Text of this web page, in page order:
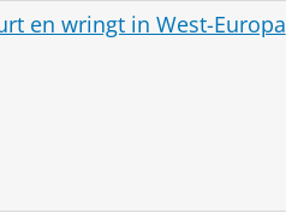
en wringt in West-Europa